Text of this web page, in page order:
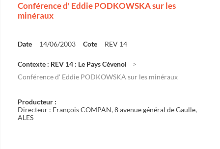
Conférence d' Eddie PODKOWSKA sur les
minéraux
Date 14/06/2003 Cote REV 14
Contexte : REV 14 : Le Pays Cévenol
Conférence d' Eddie PODKOWSKA sur les minéraux
Producteur :
Directeur : François COMPAN, 8 avenue général de Gaulle,
ALES